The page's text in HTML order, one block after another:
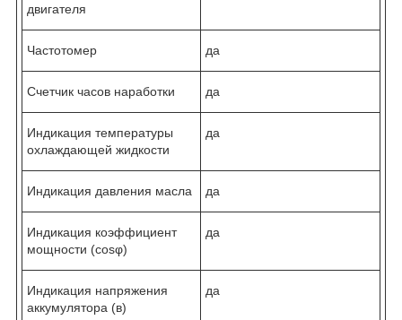
двигателя
Частотомер да
Счетчик часов наработки да
Индикация температуры
охлаждающей жидкости
да
Индикация давления масла да
Индикация коэффициент
мощности (cosφ)
да
Индикация напряжения
аккумулятора (в)
да